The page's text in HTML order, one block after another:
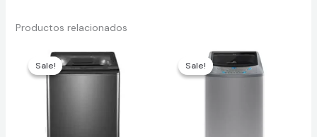
Productos relacionados
Sale!
Sale! Sale!
Sale!